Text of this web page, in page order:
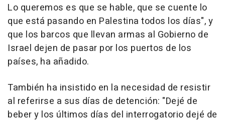
Lo queremos es que se hable, que se cuente lo
que está pasando en Palestina todos los días", y
que los barcos que llevan armas al Gobierno de
Israel dejen de pasar por los puertos de los
países, ha añadido.
También ha insistido en la necesidad de resistir
al referirse a sus días de detención: "Dejé de
beber y los últimos días del interrogatorio dejé de